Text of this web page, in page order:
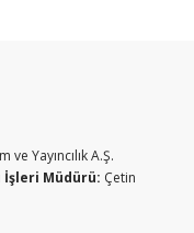
Yayıncılık A.Ş.
İşleri Müdürü: Çetin